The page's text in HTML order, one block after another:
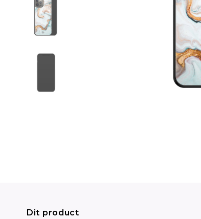
Dit product